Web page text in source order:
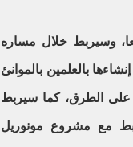
وسيربط خلال مساره
إنشاءها بالعلمين بالموانئ
على الطرق، كما سيربط
وسيربط مع مشروع مونوريل